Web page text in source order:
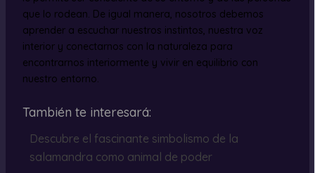
que lo rodean. De igual manera, nosotros debemos
aprender a escuchar nuestros instintos, nuestra voz
interior y conectarnos con la naturaleza para
encontrarnos interiormente y vivir en equilibrio con
nuestro entorno.
También te interesará:
Descubre el fascinante simbolismo de la
salamandra como animal de poder